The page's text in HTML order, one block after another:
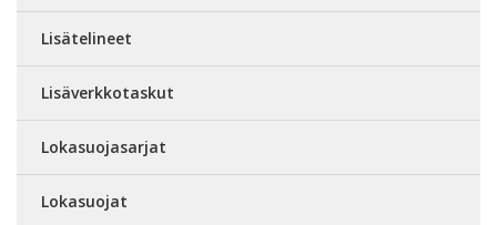
Lisätelineet
Lisäverkkotaskut
Lokasuojasarjat
Lokasuojat